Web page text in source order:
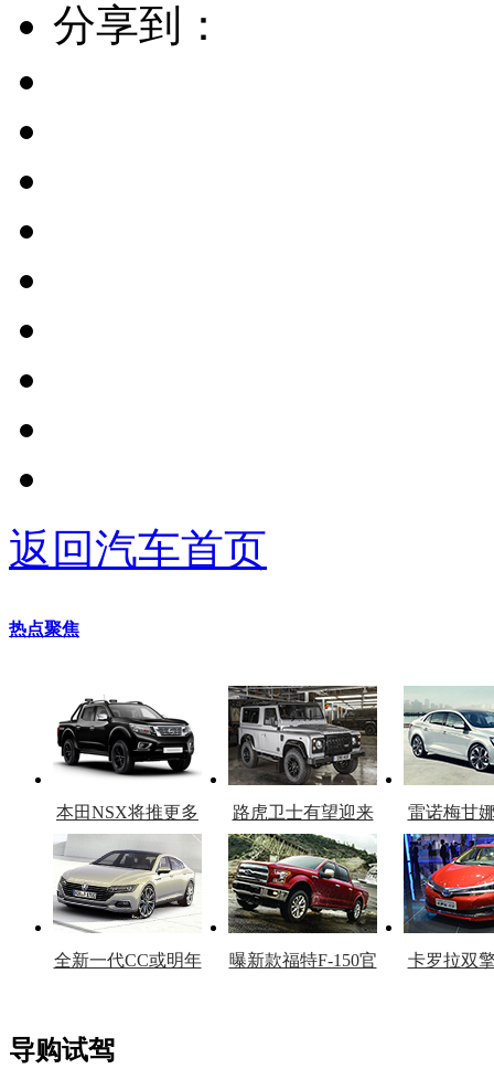
分享到：
返回汽车首页
热点聚焦
本田NSX将推更多
车型
路虎卫士有望迎来
复产
雷诺梅甘
官
全新一代CC或明年
曝新款福特F-150官
卡罗拉双
导购试驾